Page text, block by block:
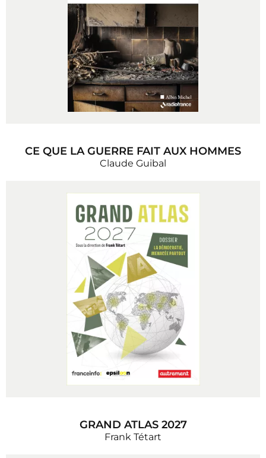
CE QUE LA GUERRE FAIT AUX HOMMES
Claude Guibal
GRAND ATLAS 2027
Frank Tétart